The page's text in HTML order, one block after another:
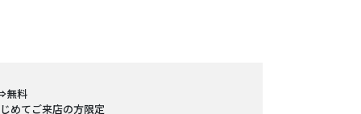
無料
めてご来店の方限定